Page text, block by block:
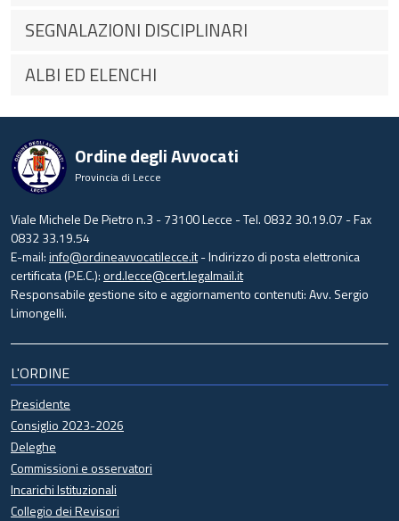
SEGNALAZIONI DISCIPLINARI
ALBI ED ELENCHI
Ordine degli Avvocati
Provincia di Lecce
Viale Michele De Pietro n.3 - 73100 Lecce - Tel. 0832 30.19.07 - Fax
0832 33.19.54
E-mail:info@ordineavvocatilecce.it- Indirizzo di posta elettronica
certificata (P.E.C.):ord.lecce@cert.legalmail.it
Responsabile gestione sito e aggiornamento contenuti: Avv. Sergio
Limongelli.
L'ORDINE
Presidente
Consiglio 2023-2026
Deleghe
Commissioni e osservatori
Incarichi Istituzionali
Collegio dei Revisori